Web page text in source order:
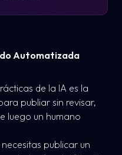
Automatizada
de la IA es la
publiar sin revisar,
luego un humano
publicar un